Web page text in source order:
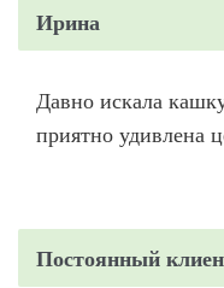
Ирина
Давно искала
приятно удивлена
Постоянный